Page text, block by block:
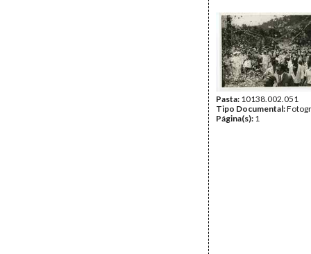
Pasta: 10138.002.051
Tipo Documental:
Página(s): 1